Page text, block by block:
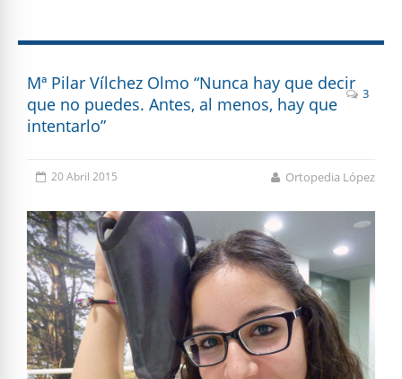
Mª Pilar Vílchez Olmo “Nunca hay que decir
que no puedes. Antes, al menos, hay que
intentarlo”
20 Abril 2015 Ortopedia López
3